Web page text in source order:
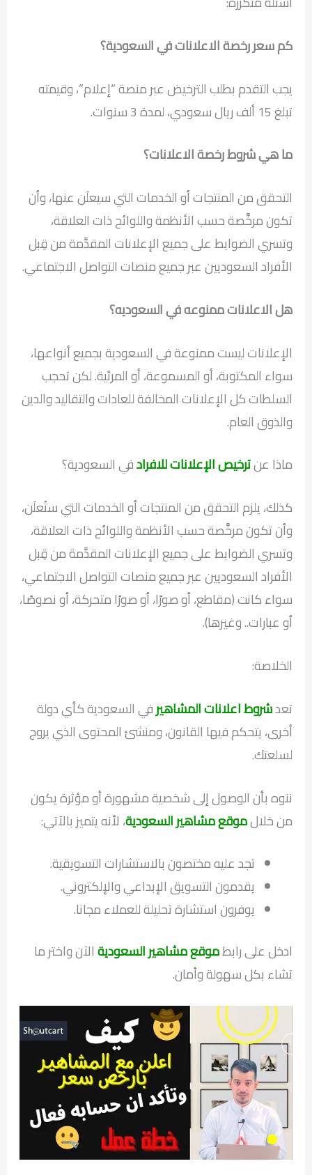
كم سعر رخصة الاعلانات في السعودية؟
يجب التقدم بطلب الترخيض عبر منصة “إعلام”، وقيمته
تبلغ 15 ألف ريال سعودي، لمدة 3 سنوات.
ما هي شروط رخصة الاعلانات؟
التحقق من المنتجات أو الخدمات التي سيعلَن عنها، وأن
تكون مرخَّصة حسب الأنظمة واللوائح ذات العلاقة،
وتسري الضوابط على جميع الإعلانات المقدَّمة من قِبل
الأفراد السعوديين عبر جميع منصات التواصل الاجتماعي.
هل الاعلانات ممنوعه في السعوديه؟
الإعلانات ليست ممنوعة في السعودية بجميع أنواعها،
سواء المكتوبة، أو المسموعة، أو المرئية. لكن تحجب
السلطات كل الإعلانات المخالفة للعادات والتقاليد والدين
والذوق العام.
ماذا عنترخيص الإعلانات للافرادفي السعودية؟
كذلك، يلزم التحقق من المنتجات أو الخدمات التي ستُعلَن،
وأن تكون مرخَّصة حسب الأنظمة واللوائح ذات العلاقة،
وتسري الضوابط على جميع الإعلانات المقدَّمة من قِبل
الأفراد السعوديين عبر جميع منصات التواصل الاجتماعي،
سواء كانت (مقاطع، أو صورًا، أو صورًا متحركة، أو نصوصًا،
أو عبارات.. وغيرها).
الخلاصة:
تعدشروط اعلانات المشاهيرفي السعودية كأي دولة
أخرى، يتحكم فيها القانون، ومنشئ المحتوى الذي يروج
لسلعتك.
ننوه بأن الوصول إلى شخصية مشهورة أو مؤثرة يكون
من خلالموقع مشاهير السعودية، لأنه يتميز بالآتي:
تجد عليه مختصون بالاستشارات التسويقية.
يقدمون التسويق الإبداعي والإلكتروني.
يوفرون استشارة تحليلة للعملاء مجانا.
ادخل على رابطموقع مشاهير السعوديةالآن واختر ما
تشاء بكل سهولة وأمان.